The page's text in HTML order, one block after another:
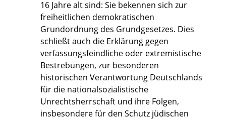
16 Jahre alt sind: Sie bekennen sich zur
freiheitlichen demokratischen
Grundordnung des Grundgesetzes. Dies
schließt auch die Erklärung gegen
verfassungsfeindliche oder extremistische
Bestrebungen, zur besonderen
historischen Verantwortung Deutschlands
für die nationalsozialistische
Unrechtsherrschaft und ihre Folgen,
insbesondere für den Schutz jüdischen